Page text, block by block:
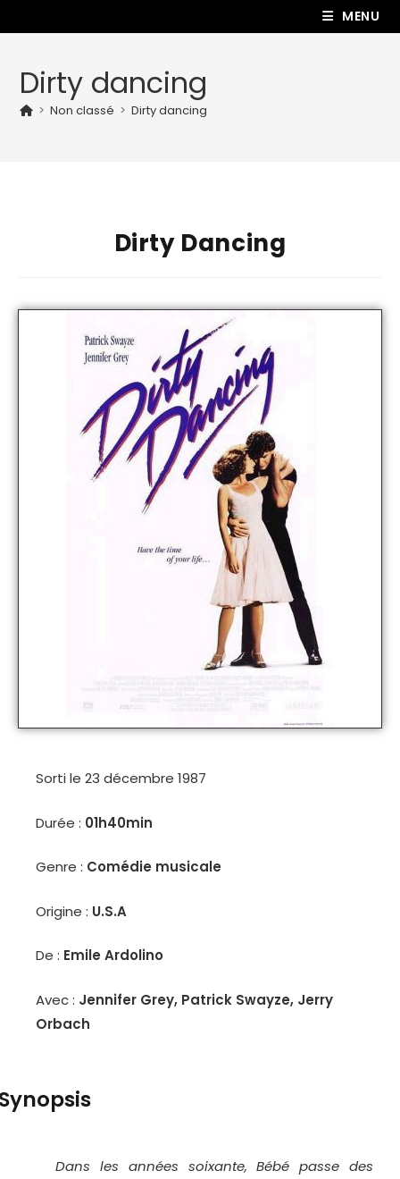
MENU
Dirty dancing
> Non classé > Dirty dancing
Dirty Dancing
Sorti le 23 décembre 1987
Durée : 01h40min
Genre : Comédie musicale
Origine : U.S.A
De : Emile Ardolino
Avec : Jennifer Grey, Patrick Swayze, Jerry
Orbach
Dans les années soixante, Bébé passe des